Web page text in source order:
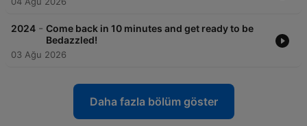
2024 - Come back in 10 minutes and get ready to be
Bedazzled!
03 Ağu 2026
Daha fazla bölüm göster